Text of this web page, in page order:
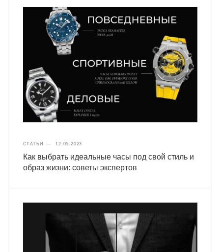
СТАТЬИ — 12.05.2023
Как выбрать идеальные часы под свой стиль и
образ жизни: советы экспертов